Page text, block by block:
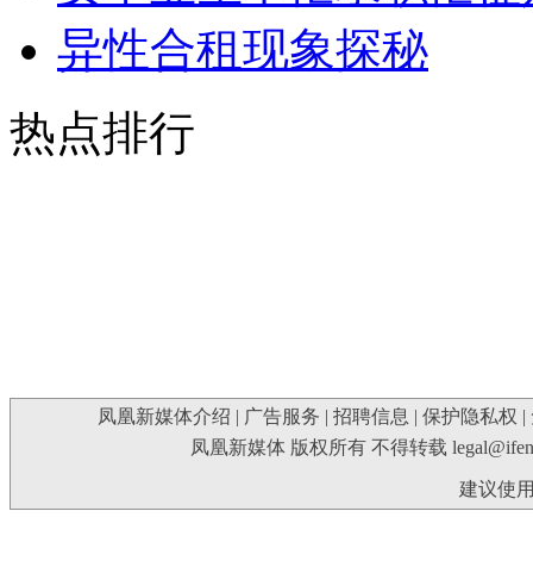
异性合租现象探秘
热点排行
凤凰新媒体介绍 | 广告服务 | 招聘信息 | 保护隐私权 |
凤凰新媒体 版权所有 不得转载
建议使